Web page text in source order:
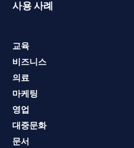
사용 사례
교육
비즈니스
의료
마케팅
영업
대중문화
문서